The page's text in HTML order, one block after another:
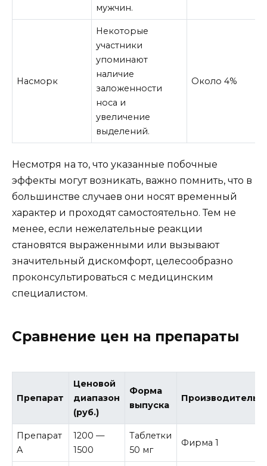
мужчин.
Насморк
Некоторые
участники
упоминают
наличие
заложенности
носа и
увеличение
выделений.
Около 4%
Несмотря на то, что указанные побочные
эффекты могут возникать, важно помнить, что в
большинстве случаев они носят временный
характер и проходят самостоятельно. Тем не
менее, если нежелательные реакции
становятся выраженными или вызывают
значительный дискомфорт, целесообразно
проконсультироваться с медицинским
специалистом.
Сравнение цен на препараты
Препарат
Ценовой
диапазон
(руб.)
Форма
выпуска
Производитель
Препарат
A
1200 —
1500
Таблетки
50 мг
Фирма 1